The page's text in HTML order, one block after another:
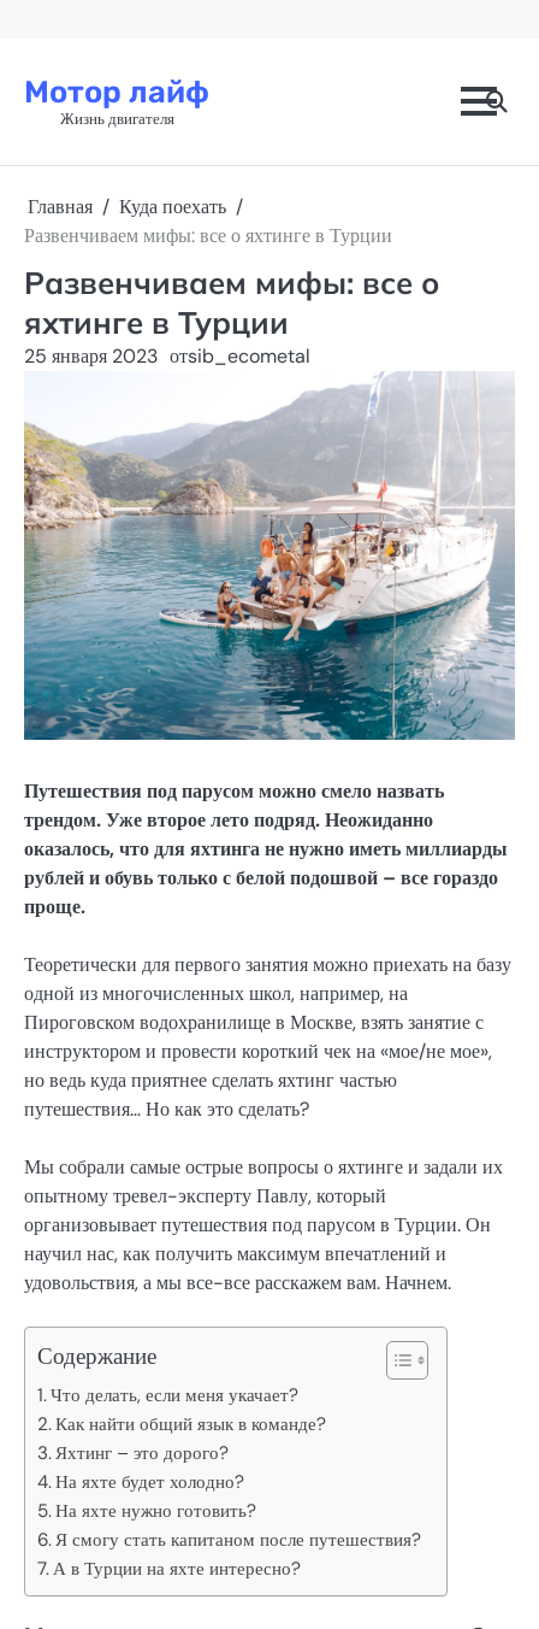
Мотор лайф
Жизнь двигателя
Главная
Куда поехать
Развенчиваем мифы: все о яхтинге в Турции
Развенчиваем мифы: все о
яхтинге в Турции
25 января 2023 отsib_ecometal
Путешествия под парусом можно смело назвать
трендом. Уже второе лето подряд. Неожиданно
оказалось, что для яхтинга не нужно иметь миллиарды
рублей и обувь только с белой подошвой – все гораздо
проще.
Теоретически для первого занятия можно приехать на базу
одной из многочисленных школ, например, на
Пироговском водохранилище в Москве, взять занятие с
инструктором и провести короткий чек на «мое/не мое»,
но ведь куда приятнее сделать яхтинг частью
путешествия… Но как это сделать?
Мы собрали самые острые вопросы о яхтинге и задали их
опытному тревел-эксперту Павлу, который
организовывает путешествия под парусом в Турции. Он
научил нас, как получить максимум впечатлений и
удовольствия, а мы все-все расскажем вам. Начнем.
Содержание
Что делать, если меня укачает?
Как найти общий язык в команде?
Яхтинг – это дорого?
На яхте будет холодно?
На яхте нужно готовить?
Я смогу стать капитаном после путешествия?
А в Турции на яхте интересно?